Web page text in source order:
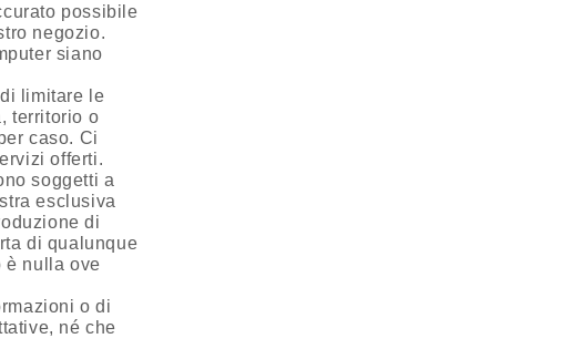
possibile
negozio.
siano
limitare le
territorio o
caso. Ci
offerti.
soggetti a
esclusiva
di
di qualunque
è nulla ove
o di
né che